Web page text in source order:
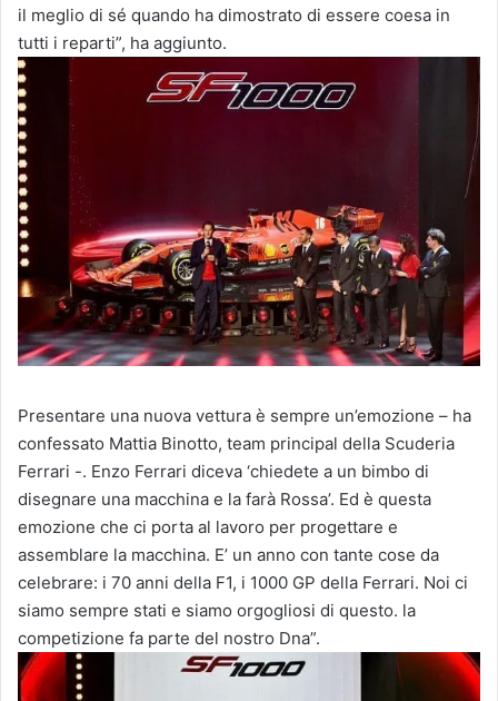
il meglio di sé quando ha dimostrato di essere coesa in
tutti i reparti”, ha aggiunto.
Presentare una nuova vettura è sempre un’emozione – ha
confessato Mattia Binotto, team principal della Scuderia
Ferrari -. Enzo Ferrari diceva ‘chiedete a un bimbo di
disegnare una macchina e la farà Rossa’. Ed è questa
emozione che ci porta al lavoro per progettare e
assemblare la macchina. E’ un anno con tante cose da
celebrare: i 70 anni della F1, i 1000 GP della Ferrari. Noi ci
siamo sempre stati e siamo orgogliosi di questo. la
competizione fa parte del nostro Dna”.